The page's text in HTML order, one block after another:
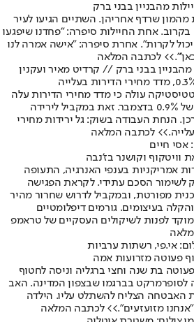
מהבניין בבני ברק
שרדף אחריהן. השתיים הגיעו לעיר
אחת החיילות סיפרה: "פחדנו שיפגעו
לקרות". אחרת סיפרה: "אישה אמרה לנו
>> לכתבה המלאה
מהבניין בבני ברק // קרדיט מאיר ועקנין
עולה כי מדד מחירי הדירות עלה
בינואר ב-0.7%, לאחר עלייה של 0.9% בדצמבר. זאת במקביל לירידה
הנחת העבודה בשוק: גל ירידות מחירי
>> לכתבה המלאה
אסי חיים
וויטקוף וקושנר בז'נבה
אמריקניות בענפי האנרגיה, התעופה
לשימור הסכם עתידי. לקראת הפגישה
מפורטת, ובמקביל לדרוש שחרור מהיר
בעיצומים. גורמים דיפלומטיים
לפנות לשיקולים העסקיים של טראמפ
אי.פי, רשתות ערביות
פעוטה מזרועות אמה
בת שנה וחצי ברגליה וניסה לחטוף
לסופרמרקט בברגמו שבצפון המדינה. האב
האבטחה הצליח להשתלט עליו. הילדה
מזועזעים".>> לכתבה המלאה